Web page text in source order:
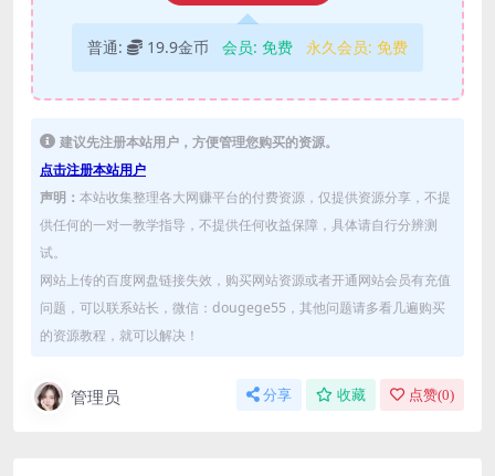
普通: 19.9金币 会员: 免费 永久会员: 免费
建议先注册本站用户，方便管理您购买的资源。
点击注册本站用户
声明： 本站收集整理各大网赚平台的付费资源，仅提供资源分享，不提
供任何的一对一教学指导，不提供任何收益保障，具体请自行分辨测
试。
网站上传的百度网盘链接失效，购买网站资源或者开通网站会员有充值
问题，可以联系站长，微信：dougege55，其他问题请多看几遍购买
的资源教程，就可以解决！
管理员 分享 收藏 点赞(0)